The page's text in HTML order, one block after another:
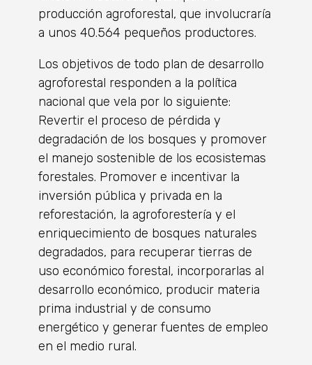
producción agroforestal, que involucraría
a unos 40.564 pequeños productores.
Los objetivos de todo plan de desarrollo
agroforestal responden a la política
nacional que vela por lo siguiente:
Revertir el proceso de pérdida y
degradación de los bosques y promover
el manejo sostenible de los ecosistemas
forestales. Promover e incentivar la
inversión pública y privada en la
reforestación, la agroforestería y el
enriquecimiento de bosques naturales
degradados, para recuperar tierras de
uso económico forestal, incorporarlas al
desarrollo económico, producir materia
prima industrial y de consumo
energético y generar fuentes de empleo
en el medio rural.